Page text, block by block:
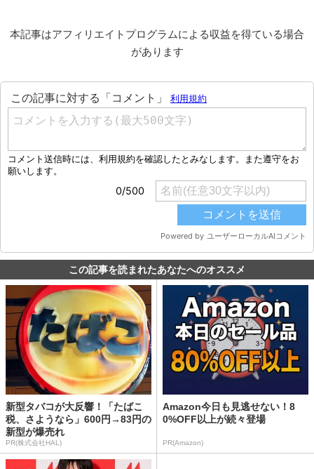
本記事はアフィリエイトプログラムによる収益を得ている場合
があります
この記事を読まれたあなたへのオススメ
新型タバコが大反響！「たばこ
税、さようなら」600円→83円の
新型が爆売れ
PR(株式会社HAL)
Amazon今日も見逃せない！8
0%OFF以上が続々登場
PR(Amazon)